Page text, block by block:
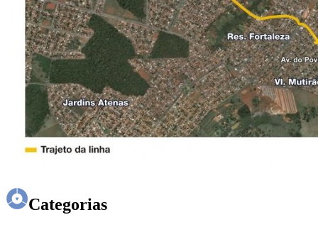
Categorias